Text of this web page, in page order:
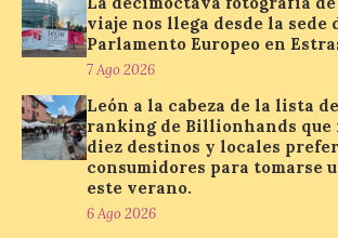
La cadena hotelera pública
en la zona de descanso
junto al control de firmas
y, como novedad, en el
Leaders Lounge, dos espacios exclusivos
para los ciclistas. El recorrido de La
Vuelta discurrirá junto a 17 […]
viaje nos llega desde la sede
Parlamento Europeo en
7 Ago 2026
León a la cabeza de la lista
ranking de Billionhands que
diez destinos y locales
consumidores para tomarse
este verano.
6 Ago 2026